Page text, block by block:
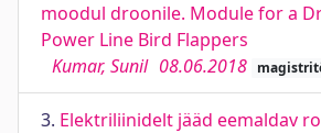
moodul droonile. Module for a
Power Line Bird Flappers
Kumar, Sunil 08.06.2018
3. Elektriliinidelt jääd eemaldav